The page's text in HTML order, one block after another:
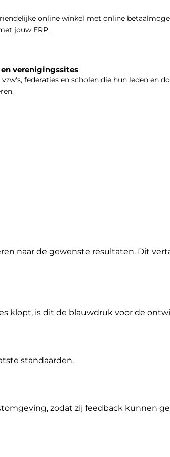
online winkel met online
jouw ERP.
verenigingssites
federaties en scholen die hun leden en
naar de gewenste resultaten. Dit
klopt, is dit de blauwdruk voor de
standaarden.
zodat zij feedback kunnen